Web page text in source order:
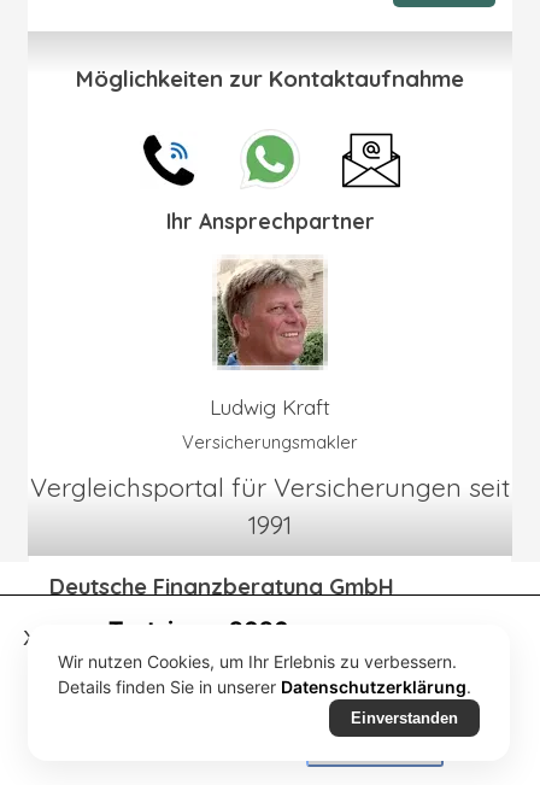
Wir nutzen Cookies, um Ihr Erlebnis zu verbessern.
Details finden Sie in unserer Datenschutzerklärung.
Einverstanden
Möglichkeiten zur Kontaktaufnahme
Ihr Ansprechpartner
Ludwig Kraft
Versicherungsmakler
Vergleichsportal für Versicherungen seit
1991
Deutsche Finanzberatung GmbH
nach
Tulpenweg 19 *59929 Brilon
Geschäftsführer: Ludwig Kraft
Registrierung: IHK Arnsberg D-K3IC-S9NHN-72
ÜBER UNS
Testsieger 2026
Installieren Sie diese Website auf
Ihrem Startbildschirm für ein
besseres Erlebnis
X